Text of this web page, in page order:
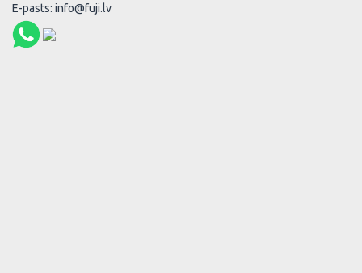
E-pasts: info@fuji.lv